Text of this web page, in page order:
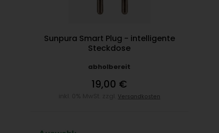
Sunpura Smart Plug - intelligente
Steckdose
abholbereit
19,00 €
Versandkosten